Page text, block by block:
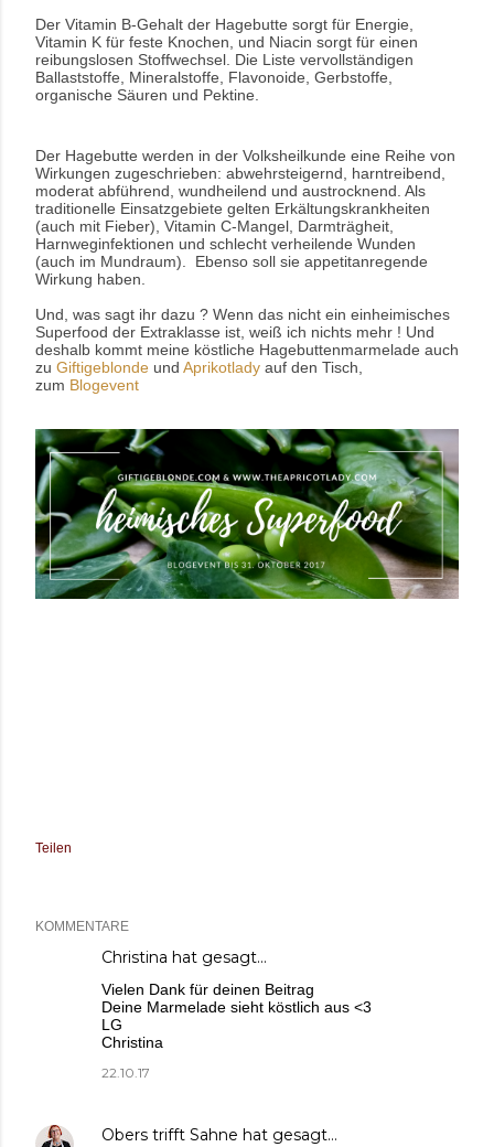
Der Vitamin B-Gehalt der Hagebutte sorgt für Energie,
Vitamin K für feste Knochen, und Niacin sorgt für einen
reibungslosen Stoffwechsel. Die Liste vervollständigen
Ballaststoffe, Mineralstoffe, Flavonoide, Gerbstoffe,
organische Säuren und Pektine.
Der Hagebutte werden in der Volksheilkunde eine Reihe von
Wirkungen zugeschrieben: abwehrsteigernd, harntreibend,
moderat abführend, wundheilend und austrocknend. Als
traditionelle Einsatzgebiete gelten Erkältungskrankheiten
(auch mit Fieber), Vitamin C-Mangel, Darmträgheit,
Harnweginfektionen und schlecht verheilende Wunden
(auch im Mundraum). Ebenso soll sie appetitanregende
Wirkung haben.
Und, was sagt ihr dazu ? Wenn das nicht ein einheimisches
Superfood der Extraklasse ist, weiß ich nichts mehr ! Und
deshalb kommt meine köstliche Hagebuttenmarmelade auch
zu Giftigeblonde und Aprikotlady auf den Tisch,
zum Blogevent
Teilen
KOMMENTARE
Christina hat gesagt…
Vielen Dank für deinen Beitrag
Deine Marmelade sieht köstlich aus <3
LG
Christina
22.10.17
Obers trifft Sahne hat gesagt…